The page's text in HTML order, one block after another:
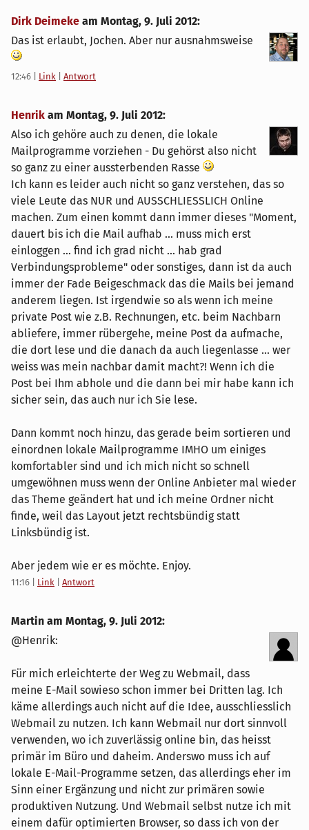
Dirk Deimeke am Montag, 9. Juli 2012:
Das ist erlaubt, Jochen. Aber nur ausnahmsweise
12:46 Link Antwort
Henrik am Montag, 9. Juli 2012:
Also ich gehöre auch zu denen, die lokale
Mailprogramme vorziehen - Du gehörst also nicht
so ganz zu einer aussterbenden Rasse
Ich kann es leider auch nicht so ganz verstehen, das so
viele Leute das NUR und AUSSCHLIESSLICH Online
machen. Zum einen kommt dann immer dieses "Moment,
dauert bis ich die Mail aufhab ... muss mich erst
einloggen ... find ich grad nicht ... hab grad
Verbindungsprobleme" oder sonstiges, dann ist da auch
immer der Fade Beigeschmack das die Mails bei jemand
anderem liegen. Ist irgendwie so als wenn ich meine
private Post wie z.B. Rechnungen, etc. beim Nachbarn
abliefere, immer rübergehe, meine Post da aufmache,
die dort lese und die danach da auch liegenlasse ... wer
weiss was mein nachbar damit macht?! Wenn ich die
Post bei Ihm abhole und die dann bei mir habe kann ich
sicher sein, das auch nur ich Sie lese.
Dann kommt noch hinzu, das gerade beim sortieren und
einordnen lokale Mailprogramme IMHO um einiges
komfortabler sind und ich mich nicht so schnell
umgewöhnen muss wenn der Online Anbieter mal wieder
das Theme geändert hat und ich meine Ordner nicht
finde, weil das Layout jetzt rechtsbündig statt
Linksbündig ist.
Aber jedem wie er es möchte. Enjoy.
11:16 Link Antwort
Martin am Montag, 9. Juli 2012:
@Henrik:
Für mich erleichterte der Weg zu Webmail, dass
meine E-Mail sowieso schon immer bei Dritten lag. Ich
käme allerdings auch nicht auf die Idee, ausschliesslich
Webmail zu nutzen. Ich kann Webmail nur dort sinnvoll
verwenden, wo ich zuverlässig online bin, das heisst
primär im Büro und daheim. Anderswo muss ich auf
lokale E-Mail-Programme setzen, das allerdings eher im
Sinn einer Ergänzung und nicht zur primären sowie
produktiven Nutzung. Und Webmail selbst nutze ich mit
einem dafür optimierten Browser, so dass ich von der